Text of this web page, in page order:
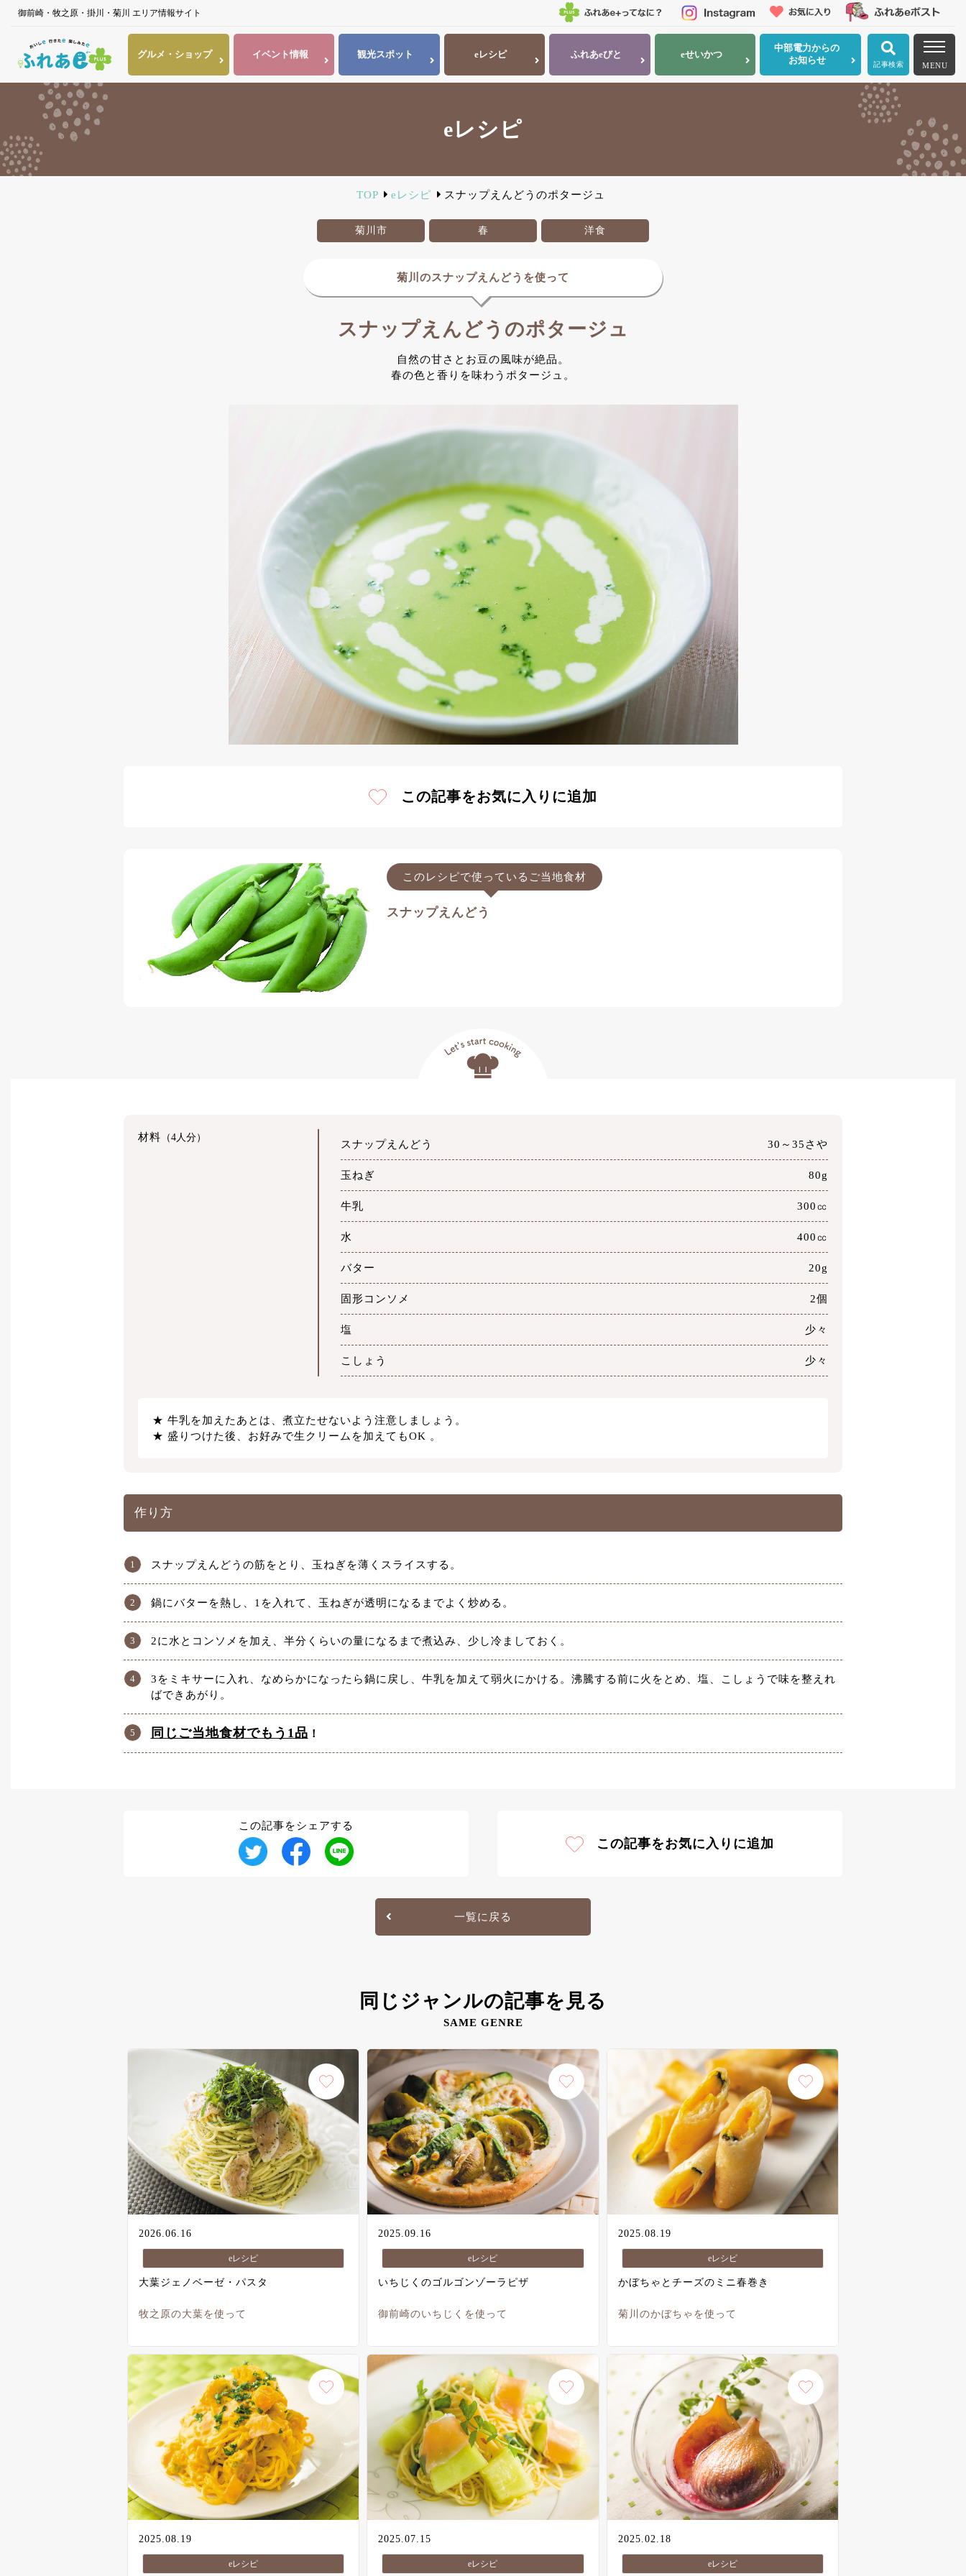
御前崎・牧之原・掛川・菊川 エリア情報サイト
グルメ・ ショップ イベント情報 観光スポット eレシピ ふれあeびと eせいかつ
中部電力からの
お知らせ
記事検索 MENU
eレシピ
TOP eレシピ スナップえんどうのポタージュ
菊川市 春 洋食
菊川のスナップえんどうを使って
スナップえんどうのポタージュ
自然の甘さとお豆の風味が絶品。
春の色と香りを味わうポタージュ。
この記事をお気に入りに追加
このレシピで使っているご当地食材
スナップえんどう
材料 （4人分）
スナップえんどう 30～35さや
玉ねぎ 80g
牛乳 300㏄
水 400㏄
バター 20g
固形コンソメ 2個
塩 少々
こしょう 少々
牛乳を加えたあとは、煮立たせないよう注意しましょう。
盛りつけた後、お好みで生クリームを加えてもOK 。
作り方
スナップえんどうの筋をとり、玉ねぎを薄くスライスする。
鍋にバターを熱し、1を入れて、玉ねぎが透明になるまでよく炒める。
2に水とコンソメを加え、半分くらいの量になるまで煮込み、少し冷ましておく。
3をミキサーに入れ、なめらかになったら鍋に戻し、牛乳を加えて弱火にかける。沸騰する前に火をとめ、塩、こしょうで味を整えれ
ばできあがり。
同じご当地食材でもう1品 ！
この記事をシェアする
この記事をお気に入りに追加
一覧に戻る
同じジャンルの記事を見る
SAME GENRE
2026.06.16
eレシピ
大葉ジェノベーゼ・パスタ
牧之原の大葉を使って
2025.09.16
eレシピ
いちじくのゴルゴンゾーラピザ
御前崎のいちじくを使って
2025.08.19
eレシピ
かぼちゃとチーズのミニ春巻き
菊川のかぼちゃを使って
2025.08.19
eレシピ
2025.07.15
eレシピ
2025.02.18
eレシピ